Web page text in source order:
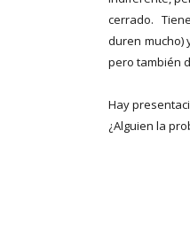
cerrado.
duren mucho)
pero también
Hay
¿Alguien la